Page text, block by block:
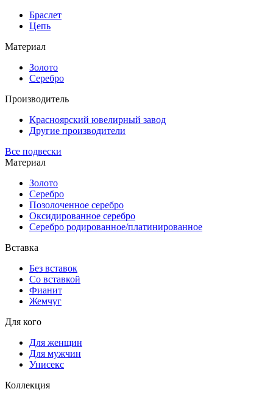
Браслет
Цепь
Материал
Золото
Серебро
Производитель
Красноярский ювелирный завод
Другие производители
Все подвески
Материал
Золото
Серебро
Позолоченное серебро
Оксидированное серебро
Серебро родированное/платинированное
Вставка
Без вставок
Со вставкой
Фианит
Жемчуг
Для кого
Для женщин
Для мужчин
Унисекс
Коллекция